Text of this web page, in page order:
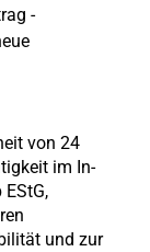
-
von 24
im In-
und zur